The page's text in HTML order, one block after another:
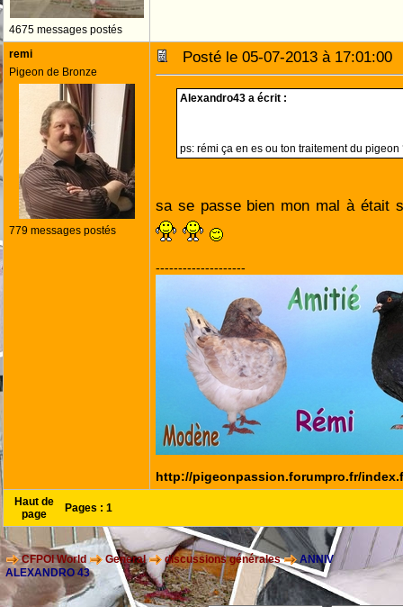
4675 messages postés
remi
Pigeon de Bronze
779 messages postés
Posté le 05-07-2013 à
Alexandro43 a écrit :
ps: rémi ça en es ou ton traitement du pigeon
sa se passe bien mon mal à était
--------------------
http://pigeonpassion.forumpro.fr/
Haut de
page
Pages : 1
CFPOI World General discussions générales
ANNIV
ALEXANDRO 43